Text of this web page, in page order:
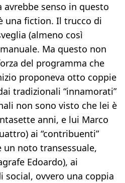
senso in questo
una fiction. Il trucco di
(almeno così
Ma questo non
del programma che
proponeva otto coppie
tradizionali “innamorati”
non sono visto che lei è
anni, e lui Marco
ai “contribuenti”
noto transessuale,
Edoardo), ai
social, ovvero una coppia